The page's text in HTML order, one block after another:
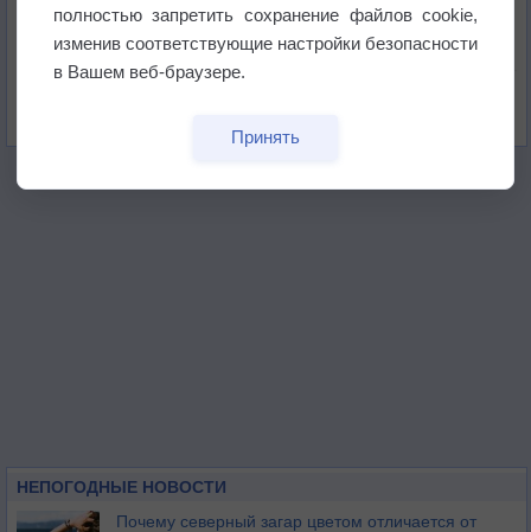
Дневная температура воздуха в ОАЭ превысила
+51°
Европейские столицы бьют рекорды жары
НЕПОГОДНЫЕ НОВОСТИ
Почему северный загар цветом отличается от
полностью запретить сохранение файлов cookie,
изменив соответствующие настройки безопасности
в Вашем веб-браузере.
Принять